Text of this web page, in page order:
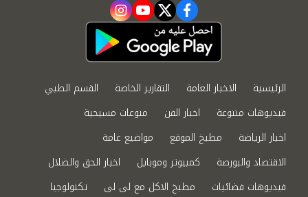
facebook
twitter
youtube
instagram
الرئيسية الاخبار العامة التقارير الخاصة
القسم الطبي
فيديوهات متنوعة
اخبار الفن
منوعات مسيحية
اخبار الرياضة
مطبخ الموقع
مواضيع عامة
الاقتصاد والبورصة
كمبيوتر وموبايل
اخبار الحق والضلال
فيديوهات فضائيات
مطبخ الاكل مع لى لى تكنولوجيا